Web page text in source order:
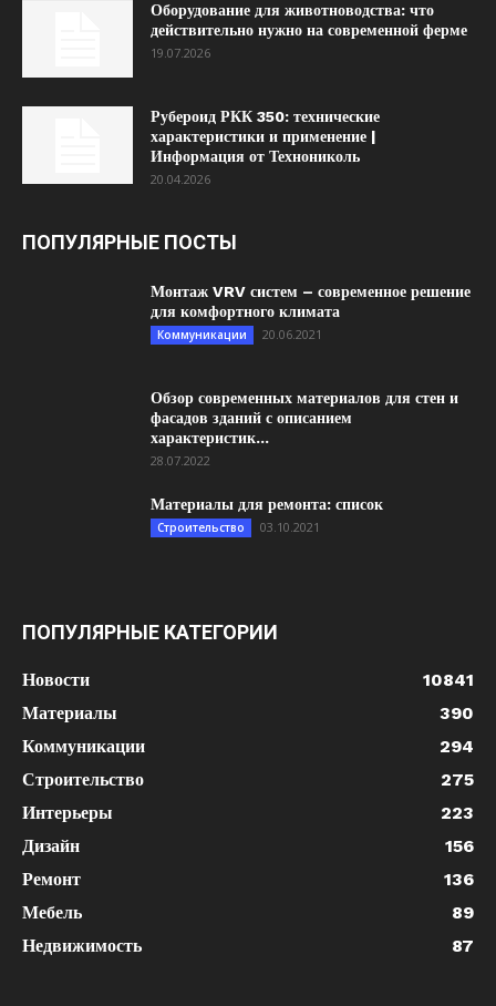
Оборудование для животноводства: что
действительно нужно на современной ферме
19.07.2026
Рубероид РКК 350: технические
характеристики и применение |
Информация от Технониколь
20.04.2026
ПОПУЛЯРНЫЕ ПОСТЫ
Монтаж VRV систем – современное решение
для комфортного климата
Коммуникации 20.06.2021
Обзор современных материалов для стен и
фасадов зданий с описанием
характеристик...
28.07.2022
Материалы для ремонта: список
Строительство 03.10.2021
ПОПУЛЯРНЫЕ КАТЕГОРИИ
Новости
10841
Материалы
390
Коммуникации
294
Строительство
275
Интерьеры
223
Дизайн
156
Ремонт
136
Мебель
89
Недвижимость
87